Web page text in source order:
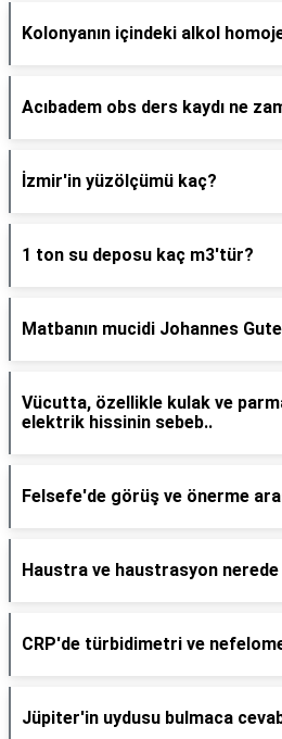
Kolonyanın içindeki alkol
Acıbadem obs ders kaydı ne
İzmir'in yüzölçümü kaç?
1 ton su deposu kaç m3'tür?
Matbanın mucidi Johannes
Vücutta, özellikle kulak ve
elektrik hissinin sebeb..
Felsefe'de görüş ve önerme
Haustra ve haustrasyon
CRP'de türbidimetri ve
Jüpiter'in uydusu bulmaca